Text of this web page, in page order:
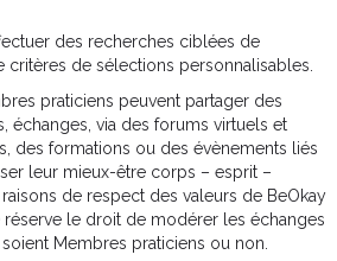
des recherches ciblées de
critères de sélections personnalisables.
praticiens peuvent partager des
échanges, via des forums virtuels et
des formations ou des évènements liés
leur mieux-être corps – esprit –
de respect des valeurs de BeOkay
réserve le droit de modérer les échanges
Membres praticiens ou non.